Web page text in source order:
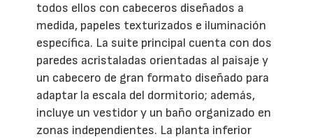
todos ellos con cabeceros diseñados a
medida, papeles texturizados e iluminación
específica. La suite principal cuenta con dos
paredes acristaladas orientadas al paisaje y
un cabecero de gran formato diseñado para
adaptar la escala del dormitorio; además,
incluye un vestidor y un baño organizado en
zonas independientes. La planta inferior